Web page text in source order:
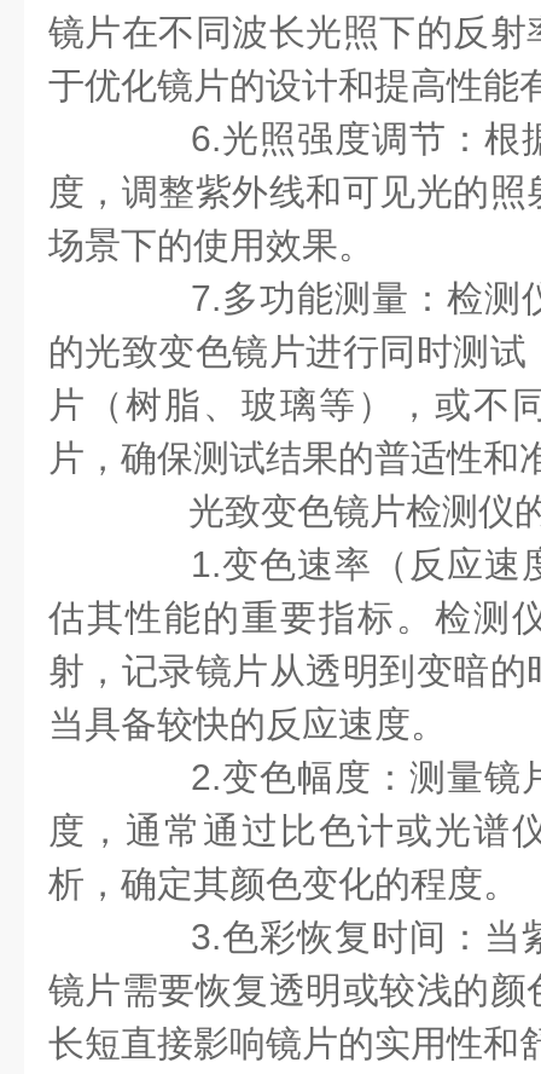
镜片在不同波长光照下的反
于优化镜片的设计和提高性能
6.光照强度调节：根
度，调整紫外线和可见光的
场景下的使用效果。
7.多功能测量：检测
的光致变色镜片进行同时测
片（树脂、玻璃等），或不
片，确保测试结果的普适性和
光致变色镜片检测仪
1.变色速率（反应速
估其性能的重要指标。检测
射，记录镜片从透明到变暗
当具备较快的反应速度。
2.变色幅度：测量镜
度，通常通过比色计或光谱
析，确定其颜色变化的程度。
3.色彩恢复时间：当
镜片需要恢复透明或较浅的
长短直接影响镜片的实用性和